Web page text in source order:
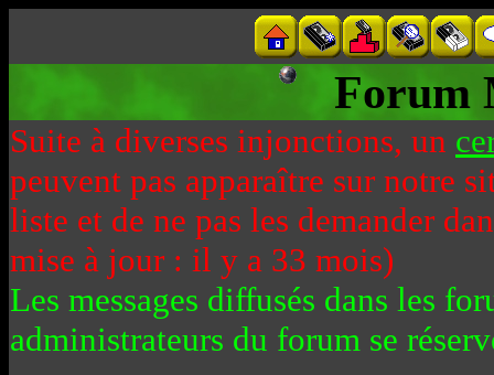
Forum
Suite à diverses injonctions, un
peuvent pas apparaître sur notre
liste et de ne pas les demander
mise à jour : il y a 33 mois)
Les messages diffusés dans les
administrateurs du forum se